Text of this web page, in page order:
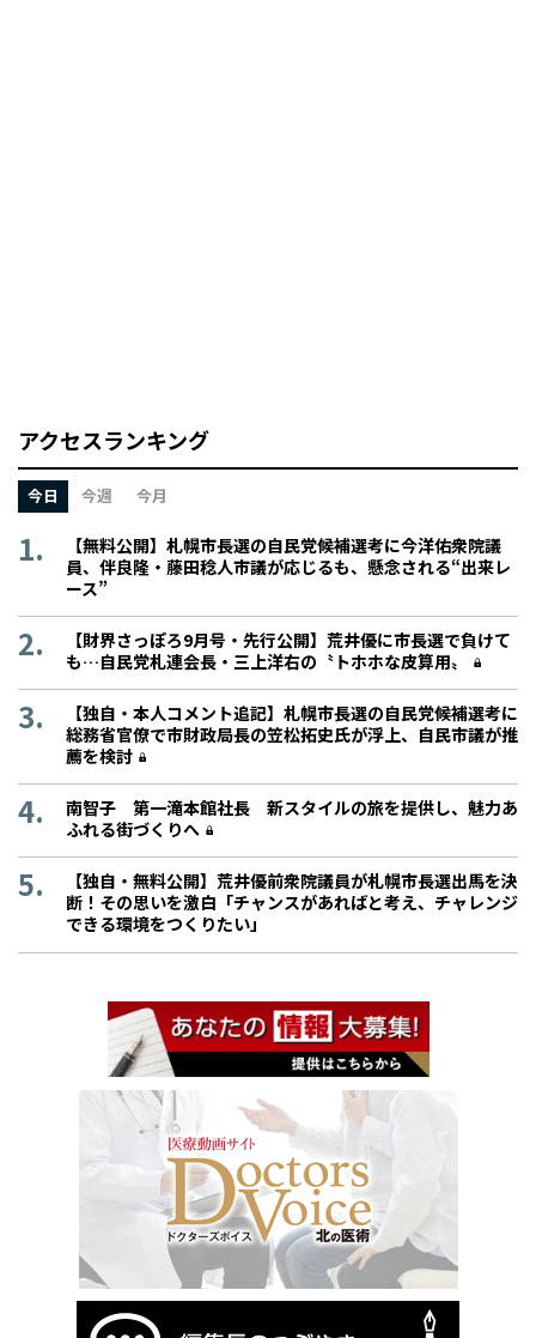
アクセスランキング
今日 今週 今月
【無料公開】札幌市長選の自民党候補選考に今洋佑衆院議
員、伴良隆・藤田稔人市議が応じるも、懸念される“出来レ
ース”
【財界さっぽろ9月号・先行公開】荒井優に市長選で負けて
も…自民党札連会長・三上洋右の〝トホホな皮算用〟
【独自・本人コメント追記】札幌市長選の自民党候補選考に
総務省官僚で市財政局長の笠松拓史氏が浮上、自民市議が推
薦を検討
南智子 第一滝本館社長 新スタイルの旅を提供し、魅力あ
ふれる街づくりへ
【独自・無料公開】荒井優前衆院議員が札幌市長選出馬を決
断！その思いを激白「チャンスがあればと考え、チャレンジ
できる環境をつくりたい」